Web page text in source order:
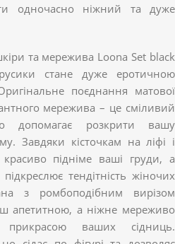
одночасно ніжний та дуже
та мережива Loona Set black
стане дуже еротичною
поєднання матової
мережива – це сміливий
розкрити вашу
Завдяки кісточкам на ліфі і
підніме ваші груди, а
тендітність жіночих
з ромбоподібним вирізом
апетитною, а ніжне мереживо
прикрасою ваших сідниць.